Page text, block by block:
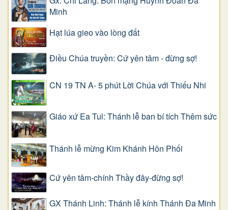
Minh
Hạt lúa gieo vào lòng đất
Điều Chúa truyền: Cứ yên tâm - đừng sợ!
CN 19 TN A- 5 phút Lời Chúa với Thiếu Nhi
Giáo xứ Ea Tul: Thánh lễ ban bí tích Thêm sức
Thánh lễ mừng Kim Khánh Hôn Phối
Cứ yên tâm-chính Thầy đây-đừng sợ!
GX Thánh Linh: Thánh lễ kính Thánh Đa Minh